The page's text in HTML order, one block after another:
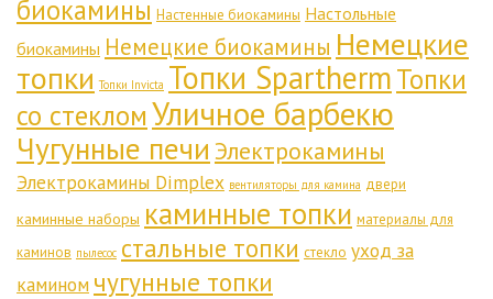
биокамины Настенные биокамины Настольные
биокамины Немецкие биокамины Немецкие
топки Топки Invicta Топки SparthermТопки
со стекломУличное барбекю
Чугунные печи Электрокамины
Электрокамины Dimplex вентиляторы для камина двери
каминные наборы каминные топки материалы для
каминов пылесос стальные топки стекло уход за
камином чугунные топки